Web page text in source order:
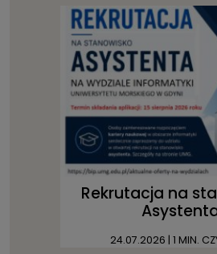
Rekrutacja na
24.07.2026 | 1 MIN.